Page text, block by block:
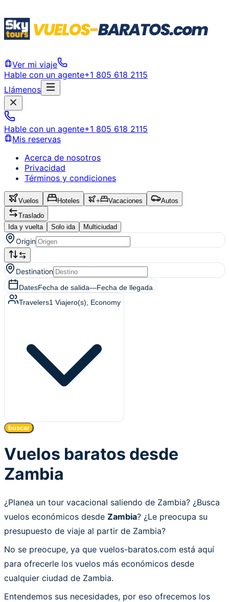
Ver mi viaje
Hable con un agente+1 805 618 2115
Llámenos
Hable con un agente+1 805 618 2115
Mis reservas
Acerca de nosotros
Privacidad
Términos y condiciones
Vuelos Hoteles + Vacaciones
Autos
Traslado
Ida y vuelta
Solo ida Multiciudad
Origin
Destination
DatesFecha de salida—Fecha de llegada
Travelers1 Viajero(s) , Economy
buscar
Vuelos baratos desde
Zambia
¿Planea un tour vacacional saliendo de Zambia? ¿Busca
vuelos económicos desde Zambia? ¿Le preocupa su
presupuesto de viaje al partir de Zambia?
No se preocupe, ya que vuelos-baratos.com está aquí
para ofrecerle los vuelos más económicos desde
cualquier ciudad de Zambia.
Entendemos sus necesidades, por eso ofrecemos los